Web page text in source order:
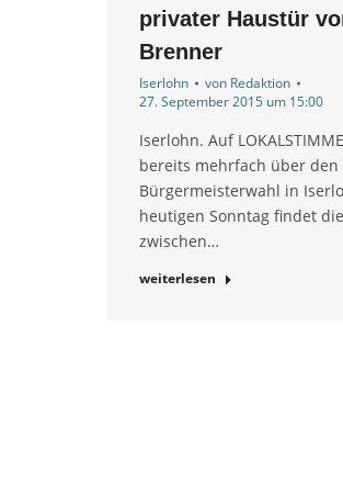
privater Haustür
Brenner
Iserlohn von Redaktion
27. September 2015 um 15:00
Iserlohn. Auf
bereits mehrfach über
Bürgermeisterwahl in
heutigen Sonntag findet
zwischen…
weiterlesen